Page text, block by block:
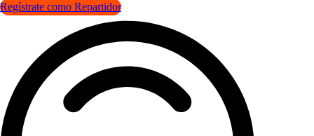
Regístrate como Repartidor